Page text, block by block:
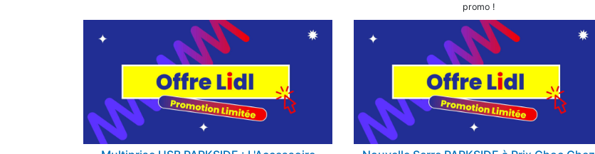
promo !